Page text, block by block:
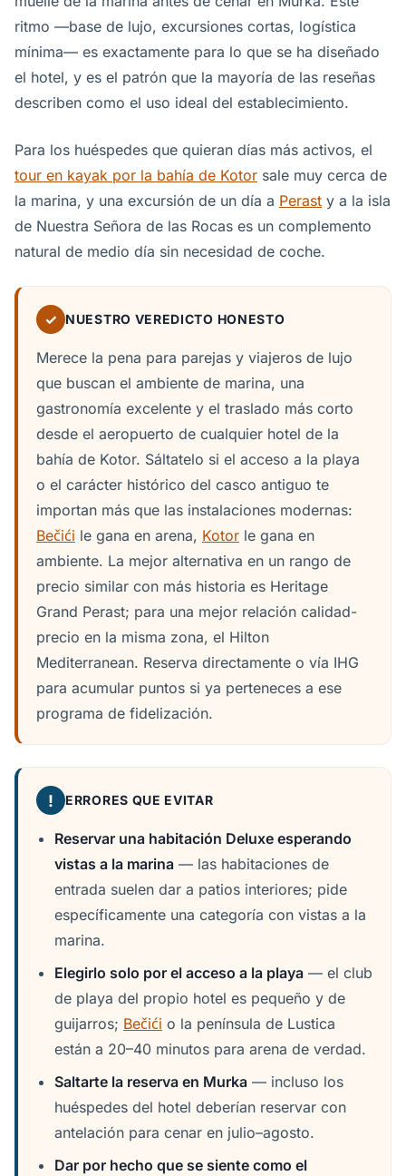
ritmo —base de lujo, excursiones cortas, logística
mínima— es exactamente para lo que se ha diseñado
el hotel, y es el patrón que la mayoría de las reseñas
describen como el uso ideal del establecimiento.
Para los huéspedes que quieran días más activos, el
tour en kayak por la bahía de Kotor sale muy cerca de
la marina, y una excursión de un día a Perast y a la isla
de Nuestra Señora de las Rocas es un complemento
natural de medio día sin necesidad de coche.
✓ NUESTRO VEREDICTO HONESTO
Merece la pena para parejas y viajeros de lujo
que buscan el ambiente de marina, una
gastronomía excelente y el traslado más corto
desde el aeropuerto de cualquier hotel de la
bahía de Kotor. Sáltatelo si el acceso a la playa
o el carácter histórico del casco antiguo te
importan más que las instalaciones modernas:
Bečići le gana en arena, Kotor le gana en
ambiente. La mejor alternativa en un rango de
precio similar con más historia es Heritage
Grand Perast; para una mejor relación calidad-
precio en la misma zona, el Hilton
Mediterranean. Reserva directamente o vía IHG
para acumular puntos si ya perteneces a ese
programa de fidelización.
! ERRORES QUE EVITAR
Reservar una habitación Deluxe esperando
vistas a la marina — las habitaciones de
entrada suelen dar a patios interiores; pide
específicamente una categoría con vistas a la
marina.
Elegirlo solo por el acceso a la playa — el club
de playa del propio hotel es pequeño y de
guijarros; Bečići o la península de Lustica
están a 20–40 minutos para arena de verdad.
Saltarte la reserva en Murka — incluso los
huéspedes del hotel deberían reservar con
antelación para cenar en julio–agosto.
Dar por hecho que se siente como el